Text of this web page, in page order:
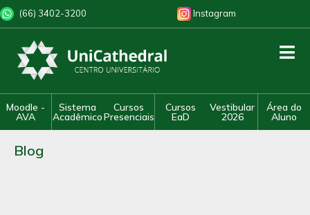
(66) 3402-3200 Instagram
Moodle -
AVA
Sistema
Acadêmico
Cursos
Presenciais
Cursos
EaD
Vestibular
2026
Área do
Aluno
Blog